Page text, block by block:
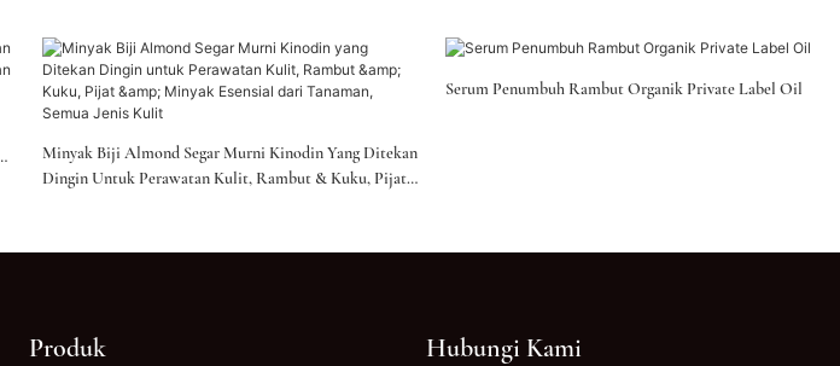
Minyak Biji Almond Segar Murni Kinodin Yang Ditekan
Dingin Untuk Perawatan Kulit, Rambut & Kuku, Pijat
Serum Penumbuh Rambut Organik Private Label Oil
Produk Hubungi Kami